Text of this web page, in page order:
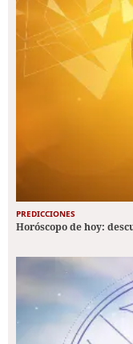
PREDICCIONES
Horóscopo de hoy: